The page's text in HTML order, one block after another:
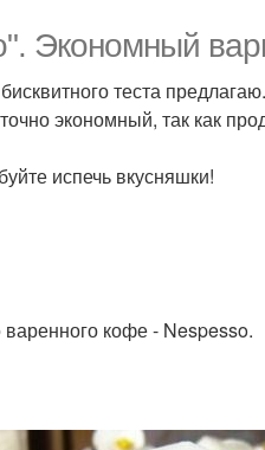
Экономный
теста предлагаю.
экономный, так как
испечь вкусняшки!
кофе - Nespesso.